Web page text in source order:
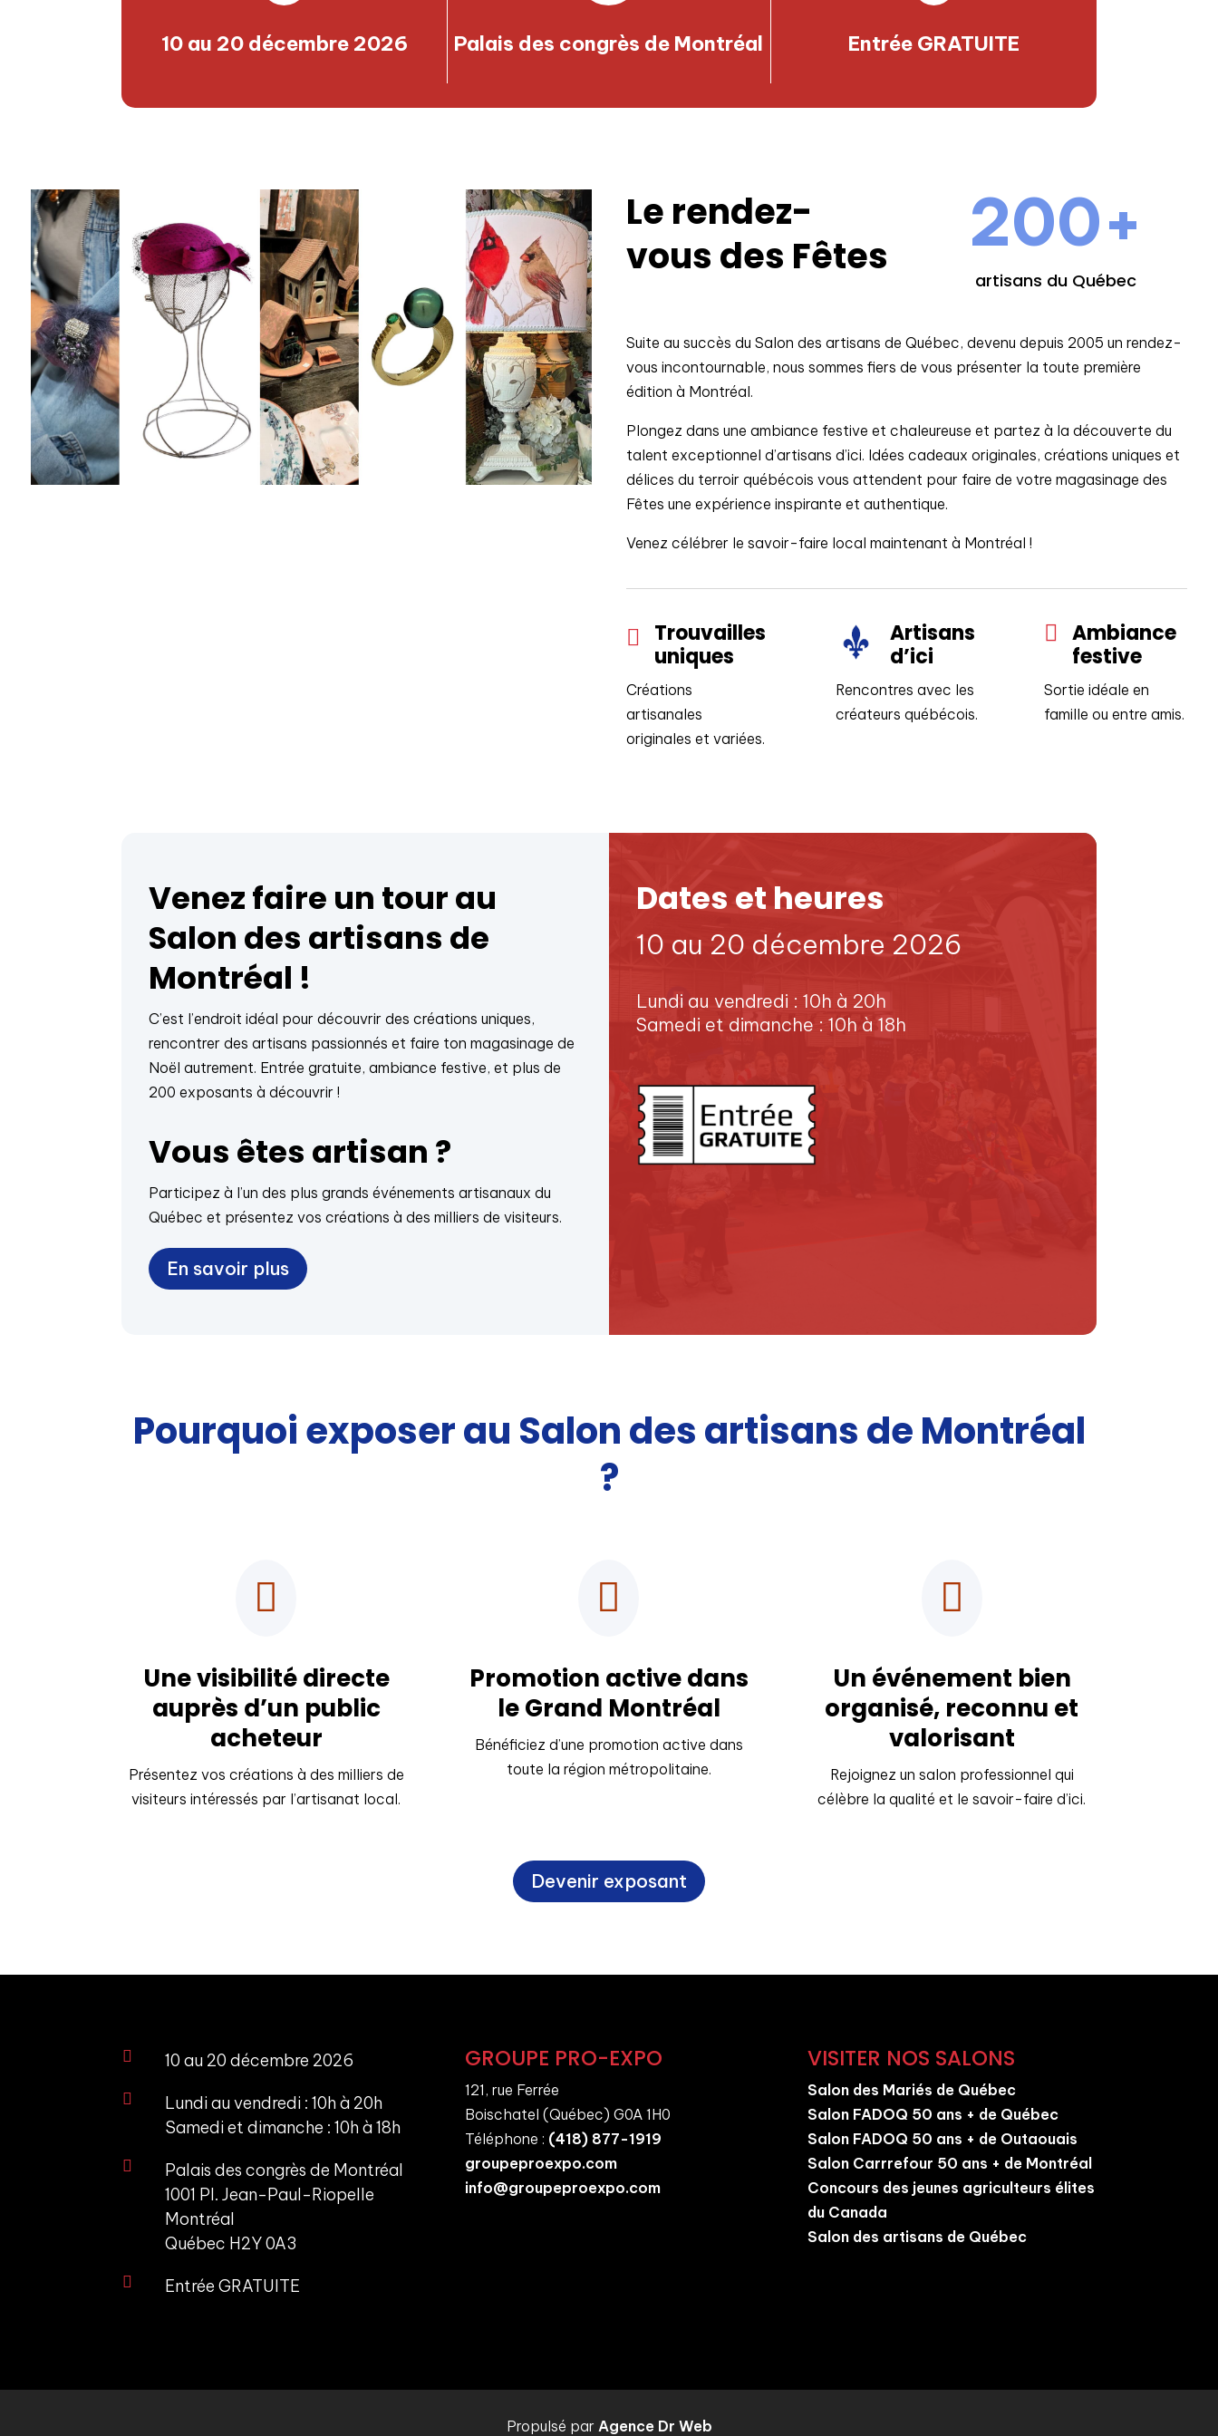
10 au 20 décembre 2026 Palais des congrès de Montréal Entrée GRATUITE
Le rendez-
vous des Fêtes
200+
artisans du Québec
Suite au succès du Salon des artisans de Québec, devenu depuis 2005 un rendez-
vous incontournable, nous sommes fiers de vous présenter la toute première
édition à Montréal.
Plongez dans une ambiance festive et chaleureuse et partez à la découverte du
talent exceptionnel d’artisans d’ici. Idées cadeaux originales, créations uniques et
délices du terroir québécois vous attendent pour faire de votre magasinage des
Fêtes une expérience inspirante et authentique.
Venez célébrer le savoir-faire local maintenant à Montréal !

Trouvailles
uniques
Créations
artisanales
originales et variées.
Artisans
d’ici
Rencontres avec les
créateurs québécois.
 Ambiance
festive
Sortie idéale en
famille ou entre amis.
Venez faire un tour au
Salon des artisans de
Montréal !
C’est l’endroit idéal pour découvrir des créations uniques,
rencontrer des artisans passionnés et faire ton magasinage de
Noël autrement. Entrée gratuite, ambiance festive, et plus de
200 exposants à découvrir !
Vous êtes artisan ?
Participez à l’un des plus grands événements artisanaux du
Québec et présentez vos créations à des milliers de visiteurs.
En savoir plus
Dates et heures
10 au 20 décembre 2026
Lundi au vendredi : 10h à 20h
Samedi et dimanche : 10h à 18h
Pourquoi exposer au Salon des artisans de Montréal
?

Une visibilité directe
auprès d’un public
acheteur
Présentez vos créations à des milliers de
visiteurs intéressés par l’artisanat local.

Promotion active dans
le Grand Montréal
Bénéficiez d’une promotion active dans
toute la région métropolitaine.

Un événement bien
organisé, reconnu et
valorisant
Rejoignez un salon professionnel qui
célèbre la qualité et le savoir-faire d’ici.
Devenir exposant
 10 au 20 décembre 2026

Lundi au vendredi : 10h à 20h
Samedi et dimanche : 10h à 18h

Palais des congrès de Montréal
1001 Pl. Jean-Paul-Riopelle
Montréal
Québec H2Y 0A3
 Entrée GRATUITE
GROUPE PRO-EXPO
121, rue Ferrée
Boischatel (Québec) G0A 1H0
Téléphone : (418) 877-1919
groupeproexpo.com
info@groupeproexpo.com
VISITER NOS SALONS
Salon des Mariés de Québec
Salon FADOQ 50 ans + de Québec
Salon FADOQ 50 ans + de Outaouais
Salon Carrrefour 50 ans + de Montréal
Concours des jeunes agriculteurs élites
du Canada
Salon des artisans de Québec
Propulsé par Agence Dr Web